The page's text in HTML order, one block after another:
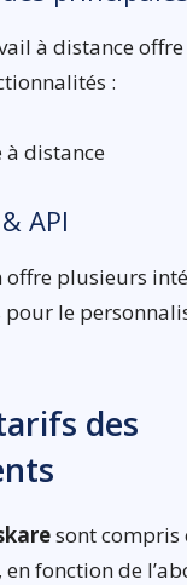
à distance
:
à distance
API
plusieurs
pour le
des
sont compris
fonction de